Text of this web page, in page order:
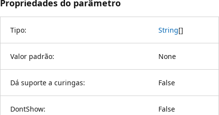
Propriedades do parâmetro
Tipo: String[]
Valor padrão: None
Dá suporte a curingas: False
DontShow: False